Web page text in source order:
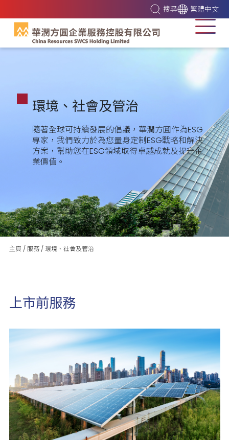
搜尋 繁體中文
環境、社會及管治
隨著全球可持續發展的倡議，華潤方圓作為ESG
專家，我們致力於為您量身定制ESG戰略和解決
方案，幫助您在ESG領域取得卓越成就及提升企
業價值 。
主頁 /服務 /環境、社會及管治
上市前服務